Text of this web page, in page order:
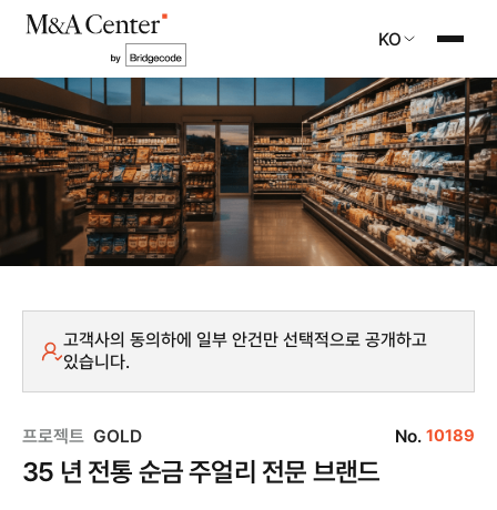
KO
고객사의 동의하에 일부 안건만 선택적으로 공개하고
있습니다.
프로젝트 GOLD No. 10189
35 년 전통 순금 주얼리 전문 브랜드